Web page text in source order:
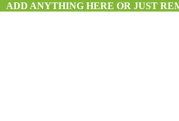
ADD ANYTHING HERE OR JUST